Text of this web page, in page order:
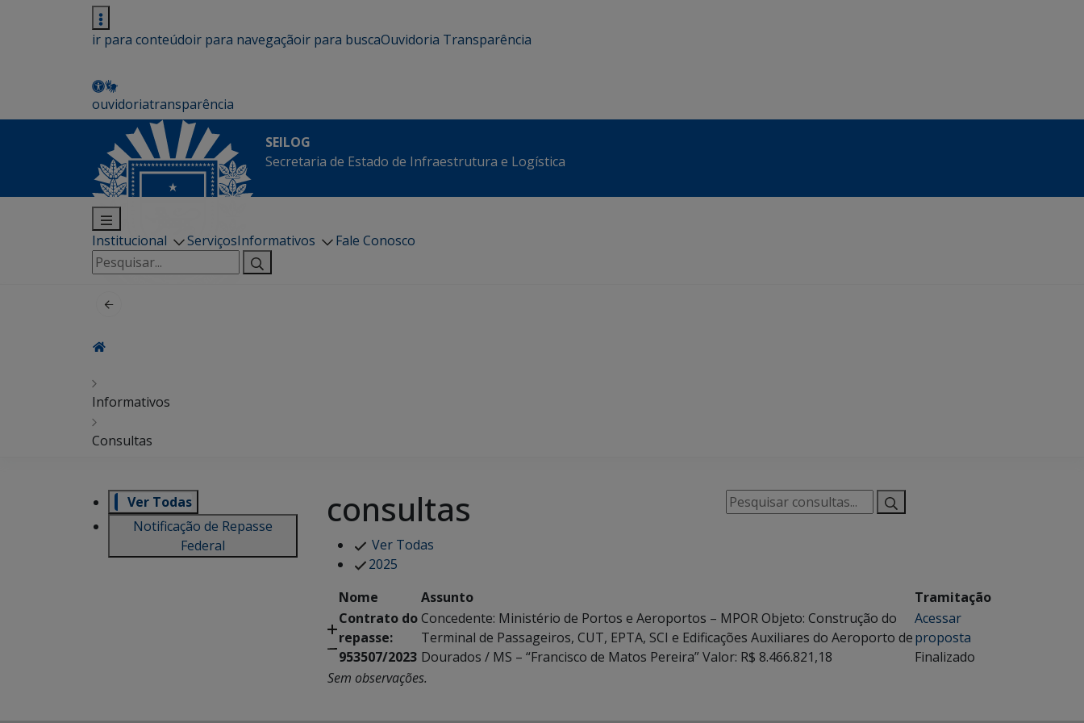
ir para conteúdoir para navegaçãoir para buscaOuvidoria Transparência
ouvidoriatransparência
SEILOG
Secretaria de Estado de Infraestrutura e Logística
Institucional ServiçosInformativos
Fale Conosco
Pesquisar
por:
Informativos
Consultas
Ver Todas
Notificação de Repasse
Federal
consultas
Ver Todas
2025
Nome
Assunto
Tramitação
Contrato do
repasse:
953507/2023
Concedente: Ministério de Portos e Aeroportos – MPOR Objeto: Construção do
Terminal de Passageiros, CUT, EPTA, SCI e Edificações Auxiliares do Aeroporto de
Dourados / MS – “Francisco de Matos Pereira” Valor: R$ 8.466.821,18
Acessar
proposta
Finalizado
Sem observações.